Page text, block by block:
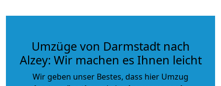
Umzüge von Darmstadt nach
Alzey: Wir machen es Ihnen leicht
Wir geben unser Bestes, dass hier Umzug